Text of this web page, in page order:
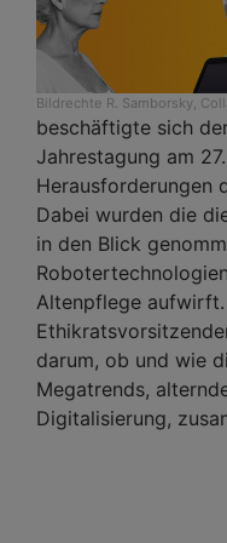
Bildrechte R. Samborsky,
beschäftigte sich
Jahrestagung am
Herausforderungen
Dabei wurden die
in den Blick
Altenpflege
darum, ob und wie
Megatrends,
Digitalisierung,